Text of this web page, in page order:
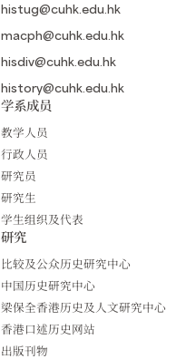
histug@cuhk.edu.hk
macph@cuhk.edu.hk
hisdiv@cuhk.edu.hk
history@cuhk.edu.hk
学系成员
教学人员
行政人员
研究员
研究生
学生组织及代表
研究
比较及公众历史研究中心
中国历史研究中心
梁保全香港历史及人文研究中心
香港口述历史网站
出版刊物